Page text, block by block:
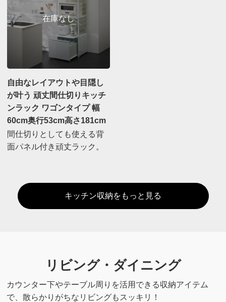
自由なレイアウトや目隠し
が叶う 頑丈間仕切りキッチ
ンラック ワゴンタイプ 幅
60cm奥行53cm高さ181cm
間仕切りとしても使える背
面パネル付き頑丈ラック。
キッチン収納をもっと見る
リビング・ダイニング
カウンター下やテーブル周りを活用できる収納アイテム
で、散らかりがちなリビングもスッキリ！